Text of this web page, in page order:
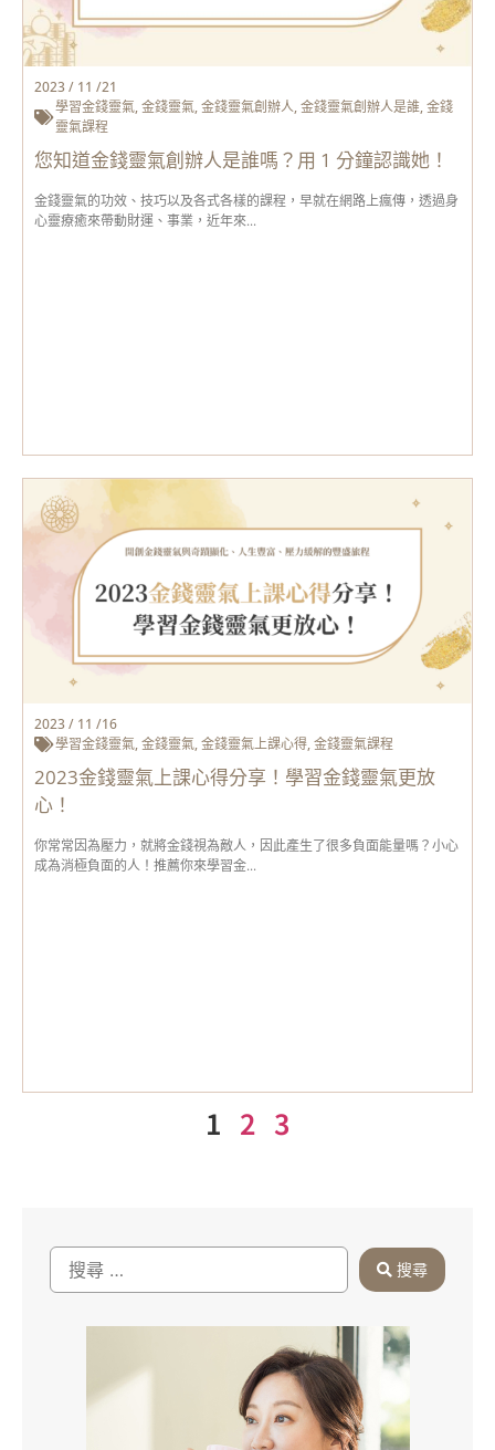
2023 / 11 /21
學習金錢靈氣,金錢靈氣,金錢靈氣創辦人,金錢靈氣創辦人是誰,金錢
靈氣課程
您知道金錢靈氣創辦人是誰嗎？用 1 分鐘認識她！
金錢靈氣的功效、技巧以及各式各樣的課程，早就在網路上瘋傳，透過身
心靈療癒來帶動財運、事業，近年來...
2023 / 11 /16
學習金錢靈氣,金錢靈氣,金錢靈氣上課心得,金錢靈氣課程
2023金錢靈氣上課心得分享！學習金錢靈氣更放
心！
你常常因為壓力，就將金錢視為敵人，因此產生了很多負面能量嗎？小心
成為消極負面的人！推薦你來學習金...
1 2 3
搜尋